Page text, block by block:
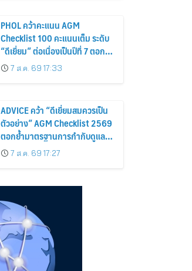
PHOL คว้าคะแนน AGM
Checklist 100 คะแนนเต็ม ระดับ
“ดีเยี่ยม” ต่อเนื่องเป็นปีที่ 7 ตอกย้ำ
การดำเนินธุรกิจตามหลักธรรมาภิ
บาล โปร่งใส สร้างความเชื่อมั่นผู้
7 ส.ค. 69 17:33
ADVICE คว้า “ดีเยี่ยมสมควรเป็น
ตัวอย่าง” AGM Checklist 2569
ตอกย้ำมาตรฐานการกำกับดูแล
กิจการที่ดี
7 ส.ค. 69 17:27